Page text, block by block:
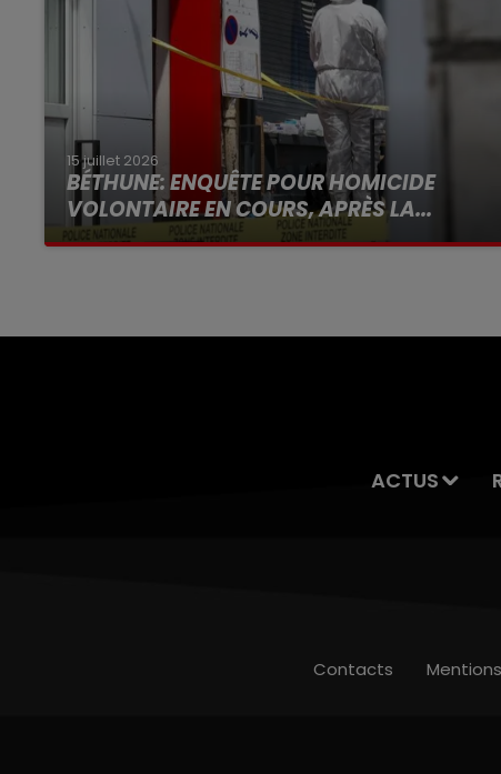
15 juillet 2026
BÉTHUNE: ENQUÊTE POUR HOMICIDE
VOLONTAIRE EN COURS, APRÈS LA...
Selon les premiers éléments, le logement
ACTUS
Contacts